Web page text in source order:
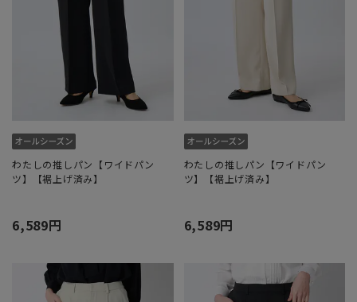
わたしの推しパン【ワイドパン
ツ】【裾上げ済み】
6,589円
わたしの推しパン【ワイドパン
ツ】【裾上げ済み】
6,589円